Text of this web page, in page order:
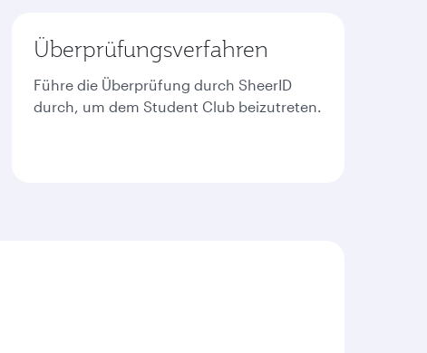
Überprüfungsverfahren
Führe die Überprüfung durch SheerID
durch, um dem Student Club beizutreten.